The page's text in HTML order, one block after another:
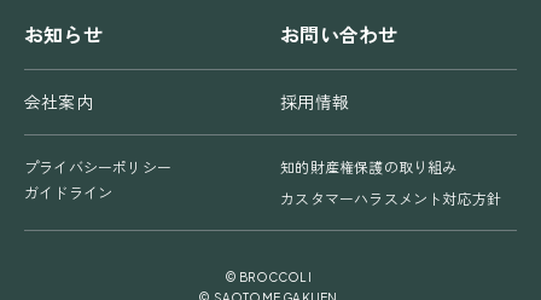
お知らせ
お問い合わせ
会社案内 採用情報
プライバシーポリシー
知的財産権保護の取り組み
ガイドライン
カスタマーハラスメント対応方針
© BROCCOLI